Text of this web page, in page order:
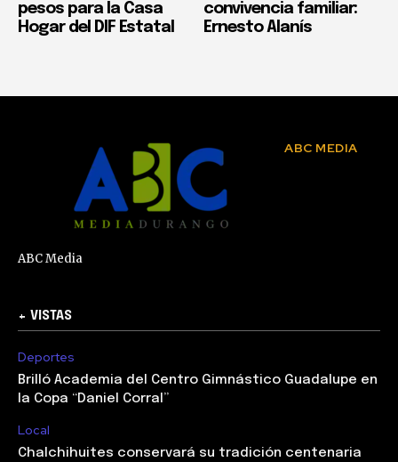
pesos para la Casa
Hogar del DIF Estatal
convivencia familiar:
Ernesto Alanís
ABC MEDIA
ABC Media
+ VISTAS
Deportes
Brilló Academia del Centro Gimnástico Guadalupe en
la Copa “Daniel Corral”
Local
Chalchihuites conservará su tradición centenaria